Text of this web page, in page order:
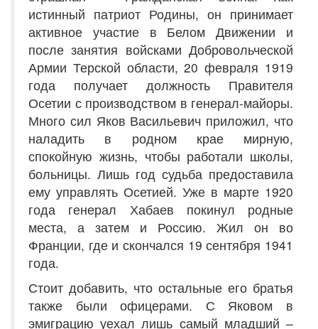
истинный патриот Родины, он принимает
активное участие в Белом Движении и
после занятия войсками Добровольческой
Армии Терской области, 20 февраля 1919
года получает должность Правителя
Осетии с производством в генерал-майоры.
Много сил Яков Васильевич приложил, что
наладить в родном крае мирную,
спокойную жизнь, чтобы работали школы,
больницы. Лишь год судьба предоставила
ему управлять Осетией. Уже в марте 1920
года генерал Хабаев покинул родные
места, а затем и Россию. Жил он во
Франции, где и скончался 19 сентября 1941
года.
Стоит добавить, что остальные его братья
также были офицерами. С Яковом в
эмиграцию уехал лишь самый младший –